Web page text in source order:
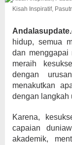
Kisah Inspiratif,
hidup, semua
dan menggapai
meraih
dengan
menakutkan
dengan langkah
Karena,
capaian
akademik,